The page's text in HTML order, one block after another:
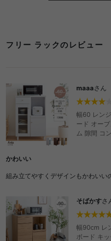
フリー ラックのレビュー
maaaさん
幅60 レン
ード オー
ム 隙間 コ
かわいい
組み立てやすくデザインもかわいい
そばかすさ
幅90cm レ
ボード キ